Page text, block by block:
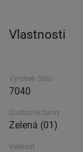
Vlastnosti
Výrobek číslo
7040
Dostupné barvy
Zelená (01)
Velikost